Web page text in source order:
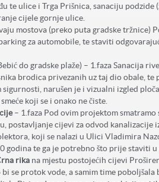
te ulice i Trga Prišnica, sanaciju podzide
cijele gornje ulice.
mostova (preko puta gradske tržnice)
za automobile, te staviti
do gradske plaže) – 1.faza Sanacija
brodica privezanih uz taj dio obale, te
narušen je i vizualni izgled
koji se i onako ne čiste.
– 1.faza Pod ovim projektom smatramo
postavljanje cijevi za odvod kanalizacije
koji se nalazi u Ulici Vladimira
godina te ga je potrebno što prije staviti u
rika na mjestu postojećih cijevi
se protok vode, a samim time poboljšala